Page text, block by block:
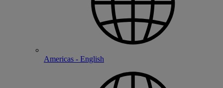
Americas - English